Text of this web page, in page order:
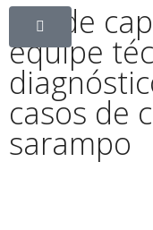
Saúde
equipe
casos de
sarampo